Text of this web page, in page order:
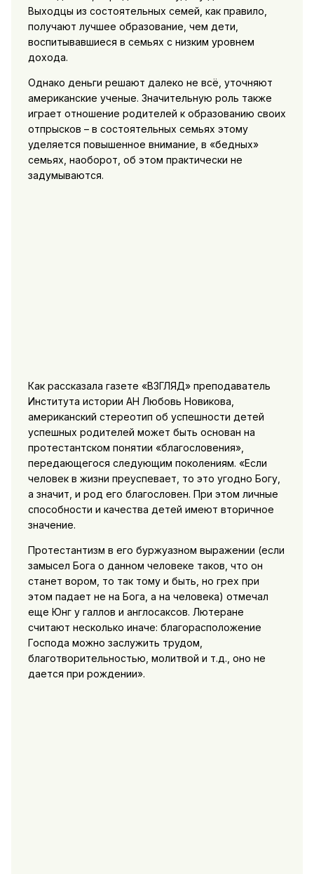
Выходцы из состоятельных семей, как правило,
получают лучшее образование, чем дети,
воспитывавшиеся в семьях с низким уровнем
дохода.
Однако деньги решают далеко не всё, уточняют
американские ученые. Значительную роль также
играет отношение родителей к образованию своих
отпрысков – в состоятельных семьях этому
уделяется повышенное внимание, в «бедных»
семьях, наоборот, об этом практически не
задумываются.
Как рассказала газете «ВЗГЛЯД» преподаватель
Института истории АН Любовь Новикова,
американский стереотип об успешности детей
успешных родителей может быть основан на
протестантском понятии «благословения»,
передающегося следующим поколениям. «Если
человек в жизни преуспевает, то это угодно Богу,
а значит, и род его благословен. При этом личные
способности и качества детей имеют вторичное
значение.
Протестантизм в его буржуазном выражении (если
замысел Бога о данном человеке таков, что он
станет вором, то так тому и быть, но грех при
этом падает не на Бога, а на человека) отмечал
еще Юнг у галлов и англосаксов. Лютеране
считают несколько иначе: благорасположение
Господа можно заслужить трудом,
благотворительностью, молитвой и т.д., оно не
дается при рождении».